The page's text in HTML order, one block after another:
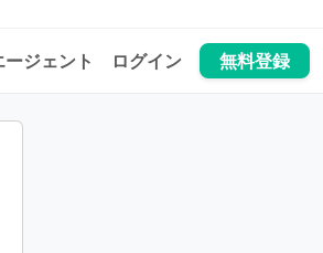
ジェント ログイン 無料登録